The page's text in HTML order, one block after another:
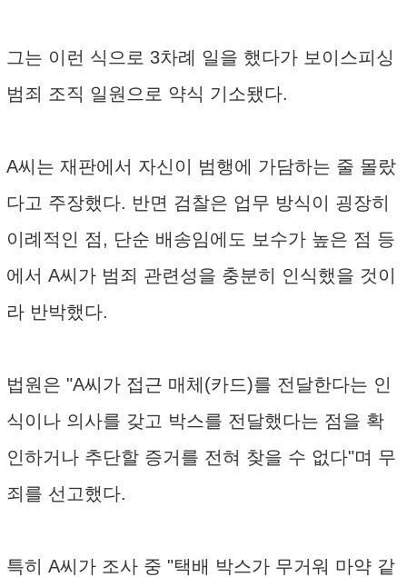
그는 이런 식으로 3차례 일을 했다가 보이스피싱
범죄 조직 일원으로 약식 기소됐다.
A씨는 재판에서 자신이 범행에 가담하는 줄 몰랐
다고 주장했다. 반면 검찰은 업무 방식이 굉장히
이례적인 점, 단순 배송임에도 보수가 높은 점 등
에서 A씨가 범죄 관련성을 충분히 인식했을 것이
라 반박했다.
법원은 "A씨가 접근 매체(카드)를 전달한다는 인
식이나 의사를 갖고 박스를 전달했다는 점을 확
인하거나 추단할 증거를 전혀 찾을 수 없다"며 무
죄를 선고했다.
특히 A씨가 조사 중 "택배 박스가 무거워 마약 같